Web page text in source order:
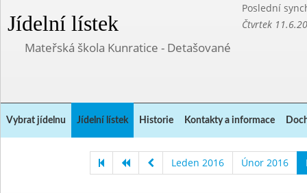
Jídelní lístek
Poslední
Čtvrtek
Mateřská škola Kunratice - Detašované
Vybrat jídelnu Jídelní lístek Historie Kontakty a informace
Leden 2016 Únor 2016